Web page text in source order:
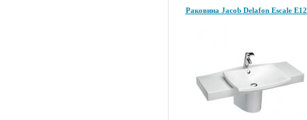
Раковина Jacob Delafon Escale